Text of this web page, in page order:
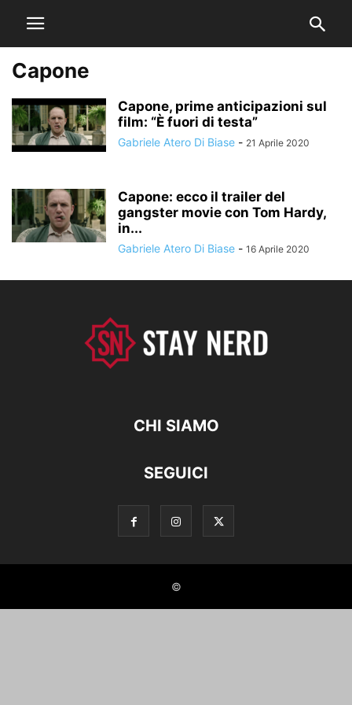
Capone
Capone, prime anticipazioni sul
film: “È fuori di testa”
Gabriele Atero Di Biase - 21 Aprile 2020
Capone: ecco il trailer del
gangster movie con Tom Hardy,
in...
Gabriele Atero Di Biase - 16 Aprile 2020
CHI SIAMO
SEGUICI
©